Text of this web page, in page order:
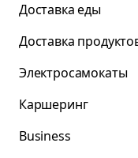
Доставка еды
Доставка
Электросамокаты
Каршеринг
Business